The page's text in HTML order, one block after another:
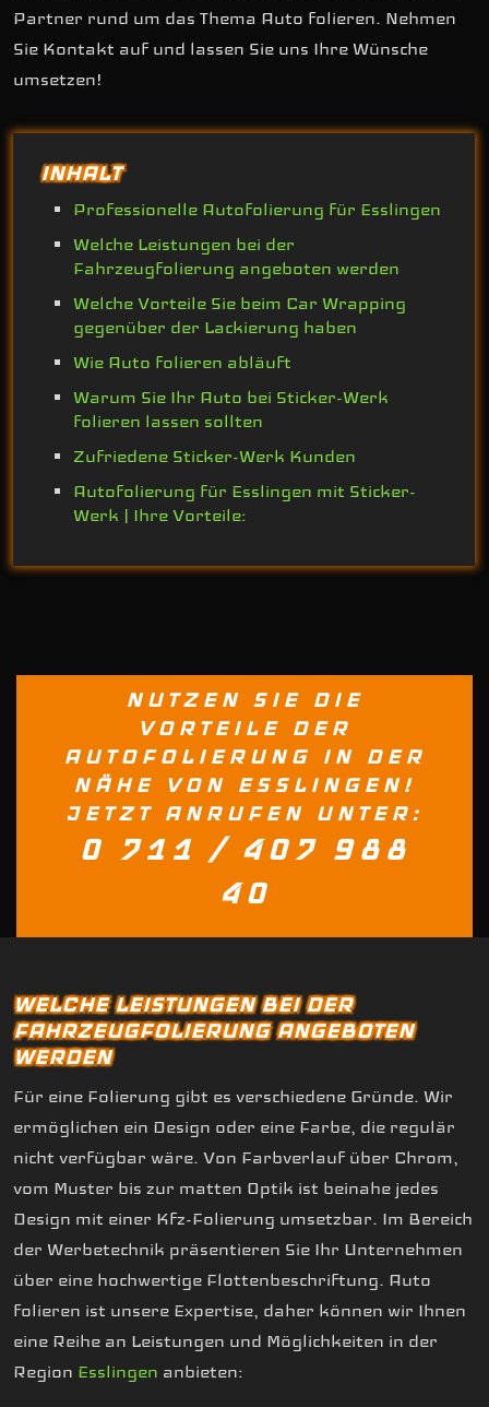
Partner rund um das Thema Auto folieren. Nehmen
Sie Kontakt auf und lassen Sie uns Ihre Wünsche
umsetzen!
INHALT
Professionelle Autofolierung für Esslingen
Welche Leistungen bei der
Fahrzeugfolierung angeboten werden
Welche Vorteile Sie beim Car Wrapping
gegenüber der Lackierung haben
Wie Auto folieren abläuft
Warum Sie Ihr Auto bei Sticker-Werk
folieren lassen sollten
Zufriedene Sticker-Werk Kunden
Autofolierung für Esslingen mit Sticker-
Werk | Ihre Vorteile:
NUTZEN SIE DIE
VORTEILE DER
AUTOFOLIERUNG IN DER
NÄHE VON ESSLINGEN!
JETZT ANRUFEN UNTER:
0 711 / 407 988
40
WELCHE LEISTUNGEN BEI DER
FAHRZEUGFOLIERUNG ANGEBOTEN
WERDEN
Für eine Folierung gibt es verschiedene Gründe. Wir
ermöglichen ein Design oder eine Farbe, die regulär
nicht verfügbar wäre. Von Farbverlauf über Chrom,
vom Muster bis zur matten Optik ist beinahe jedes
Design mit einer Kfz-Folierung umsetzbar. Im Bereich
der Werbetechnik präsentieren Sie Ihr Unternehmen
über eine hochwertige Flottenbeschriftung. Auto
folieren ist unsere Expertise, daher können wir Ihnen
eine Reihe an Leistungen und Möglichkeiten in der
Region Esslingen anbieten: